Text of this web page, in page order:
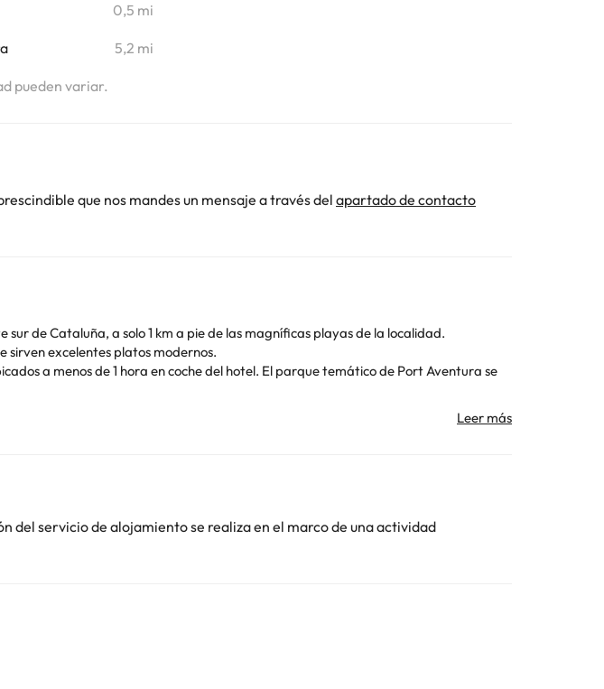
0,5 mi
5,2 mi
pueden variar.
que nos mandes un mensaje a través del apartado de contacto
de Cataluña, a solo 1 km a pie de las magníficas playas de la localidad.
sirven excelentes platos modernos.
a menos de 1 hora en coche del hotel. El parque temático de Port Aventura se
del servicio de alojamiento se realiza en el marco de una actividad